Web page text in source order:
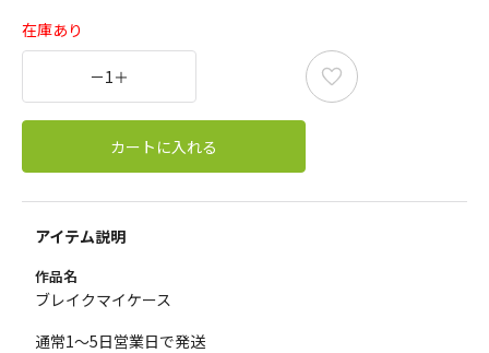
在庫あり
－1＋
カートに入れる
アイテム説明
作品名
ブレイクマイケース
通常1～5日営業日で発送